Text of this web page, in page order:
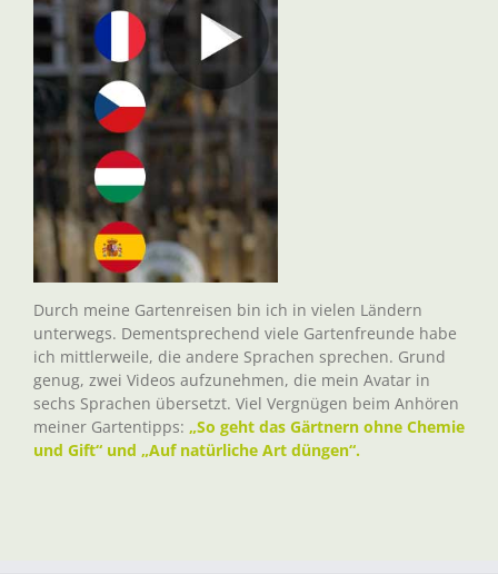
Durch meine Gartenreisen bin ich in vielen Ländern
unterwegs. Dementsprechend viele Gartenfreunde habe
ich mittlerweile, die andere Sprachen sprechen. Grund
genug, zwei Videos aufzunehmen, die mein Avatar in
sechs Sprachen übersetzt. Viel Vergnügen beim Anhören
meiner Gartentipps: „So geht das Gärtnern ohne Chemie
und Gift“ und „Auf natürliche Art düngen“.